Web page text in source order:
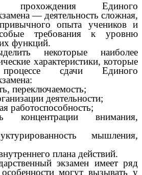
прохождения Единого
— деятельность сложная,
опыта учеников и
требования к уровню
функций.
некоторые наиболее
характеристики, которые
сдачи Единого
переключаемость;
деятельности;
работоспособность;
концентрации внимания,
мышления,
плана действий.
экзамен имеет ряд
могут вызывать у